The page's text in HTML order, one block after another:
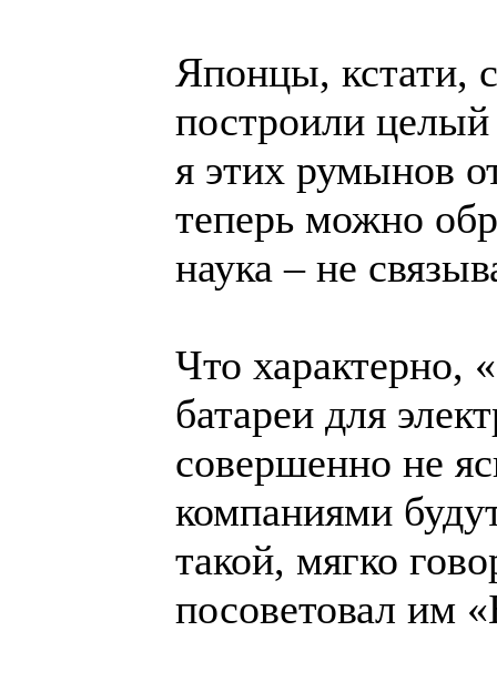
Японцы, кстати,
построили
я этих румынов
теперь можно
наука – не
Что характерно,
батареи для
совершенно не
компаниями
такой, мягко
посоветовал им